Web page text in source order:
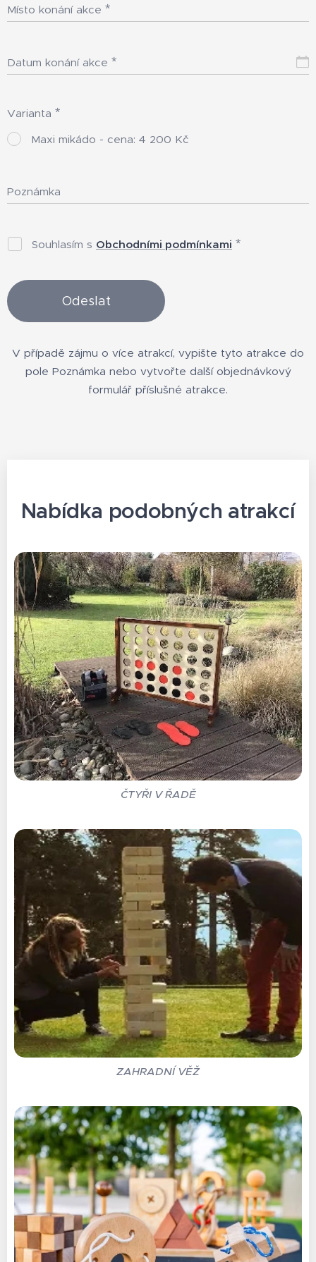
Místo konání akce
Datum konání akce
Varianta
Maxi mikádo - cena: 4 200 Kč
Poznámka
Souhlasím s Obchodními podmínkami
Odeslat
V případě zájmu o více atrakcí, vypište tyto atrakce do
pole Poznámka nebo vytvořte další objednávkový
formulář příslušné atrakce.
Nabídka podobných atrakcí
ČTYŘI V ŘADĚ
ZAHRADNÍ VĚŽ